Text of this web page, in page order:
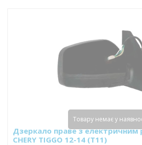
Дзеркало праве з електричним
CHERY TIGGO 12-14 (T11)
Товару немає у